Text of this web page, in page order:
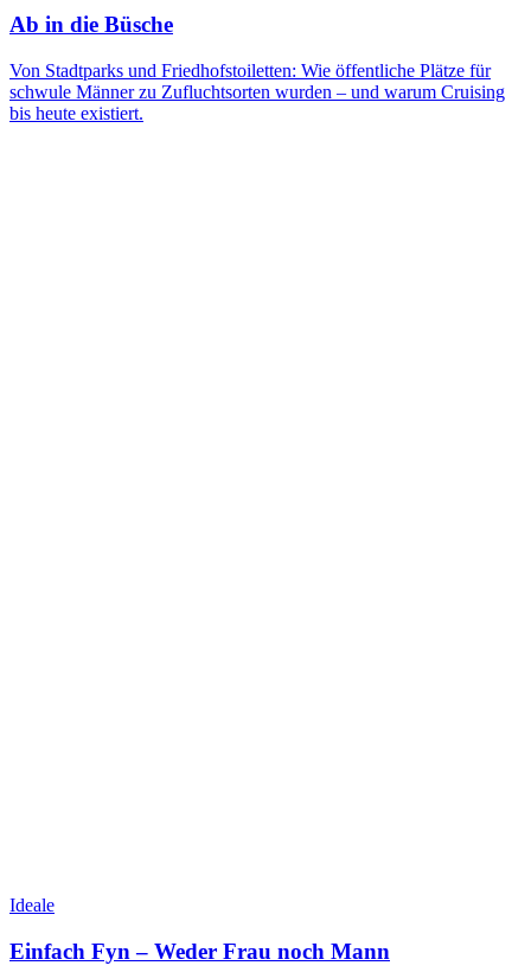
Ab in die Büsche
Von Stadtparks und Friedhofstoiletten: Wie öffentliche Plätze für
schwule Männer zu Zufluchtsorten wurden – und warum Cruising
bis heute existiert.
Ideale
Einfach Fyn – Weder Frau noch Mann